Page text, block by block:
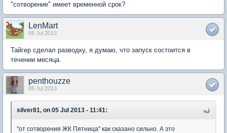
"сотворение" имеет временной срок?
LenMart
05 Jul 2013
Тайгер сделал разводку, я думаю, что запуск состоится в
течении месяца.
penthouzze
05 Jul 2013
silver81, on 05 Jul 2013 - 11:41:
"от сотворения ЖК Пятница" как сказано сильно. А это